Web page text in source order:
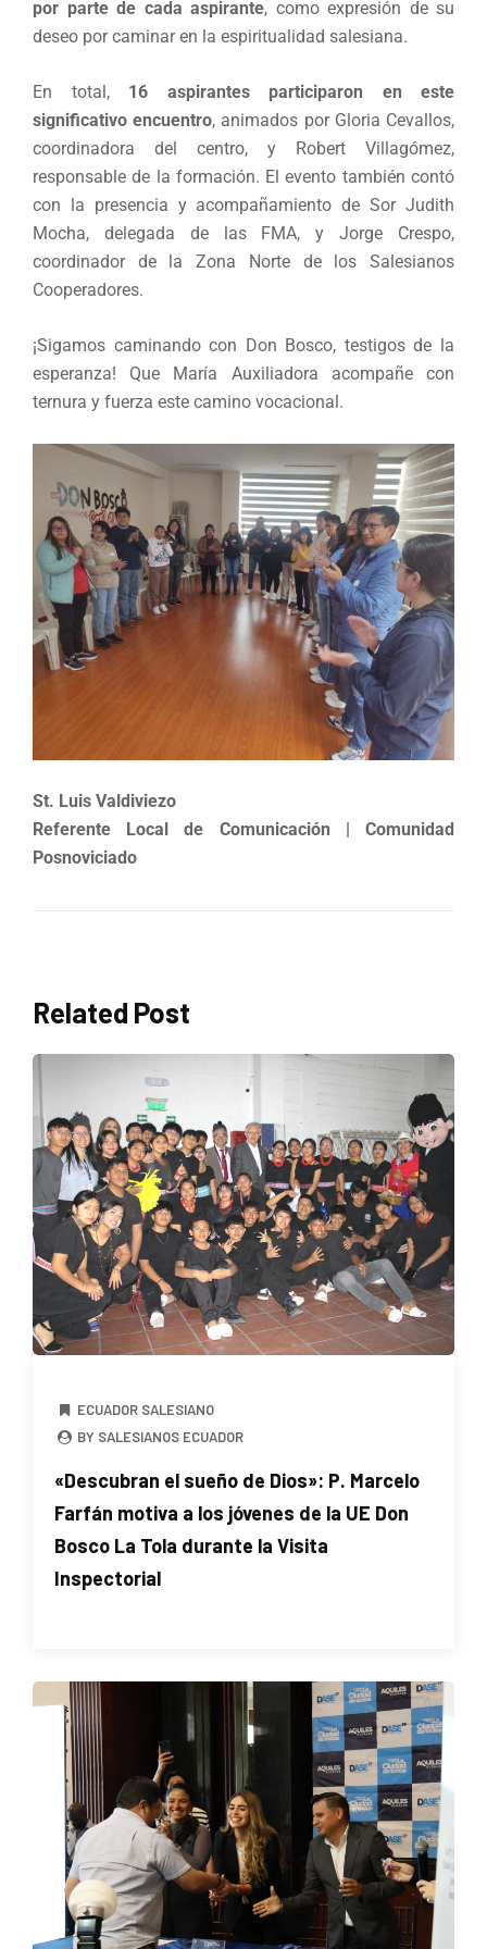
por parte de cada aspirante, como expresión de su
deseo por caminar en la espiritualidad salesiana.
En total, 16 aspirantes participaron en este
significativo encuentro, animados por Gloria Cevallos,
coordinadora del centro, y Robert Villagómez,
responsable de la formación. El evento también contó
con la presencia y acompañamiento de Sor Judith
Mocha, delegada de las FMA, y Jorge Crespo,
coordinador de la Zona Norte de los Salesianos
Cooperadores.
¡Sigamos caminando con Don Bosco, testigos de la
esperanza! Que María Auxiliadora acompañe con
ternura y fuerza este camino vocacional.
St. Luis Valdiviezo
Referente Local de Comunicación | Comunidad
Posnoviciado
Related Post
ECUADOR SALESIANO
BY SALESIANOS ECUADOR
«Descubran el sueño de Dios»: P. Marcelo
Farfán motiva a los jóvenes de la UE Don
Bosco La Tola durante la Visita
Inspectorial